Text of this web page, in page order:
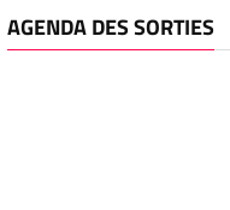
AGENDA DES SORTIES